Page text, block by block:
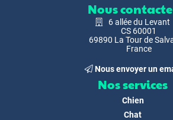
Nous
6 allée du Levant
CS 60001
69890 La Tour de
France
Nous envoyer un
Nos services
Chien
Chat